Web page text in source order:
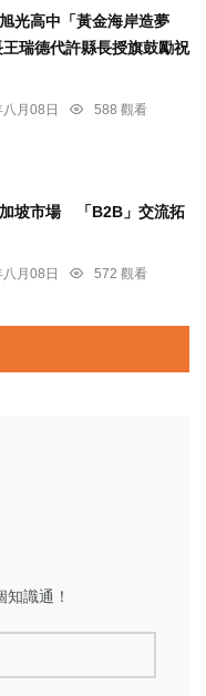
光高中「黃金海岸造夢
瑞德代許縣長授旗鼓勵祝
月08日
588 觀看
坡市場 「B2B」交流拓
月08日
572 觀看
識通！